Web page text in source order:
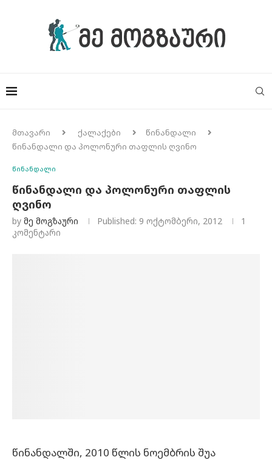
მთავარი ქალაქები
წინანდალი
წინანდალი და პოლონური თაფლის ღვინო
წინანდალი
წინანდალი და პოლონური თაფლის
ღვინო
by Მე Მოგზაური Published: 9 ოქტომბერი, 2012
1
კომენტარი
წინანდალში, 2010 წლის ნოემბრის შუა